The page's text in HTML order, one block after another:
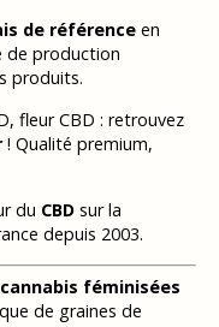
de référenceen
de production
produits.
fleur CBD : retrouvez
! Qualité premium,
du CBDsur la
depuis 2003.
féminisées
de graines de